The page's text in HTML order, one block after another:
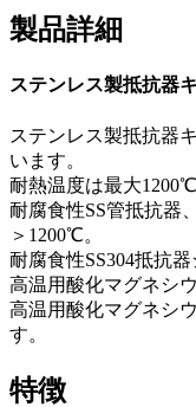
製品詳細
ステンレス製抵抗器
ステンレス製抵抗器
います。
耐熱温度は最大1200℃
耐腐食性SS管抵抗器
＞1200℃。
耐腐食性SS304抵抗
高温用酸化マグネシ
高温用酸化マグネシ
す。
特徴